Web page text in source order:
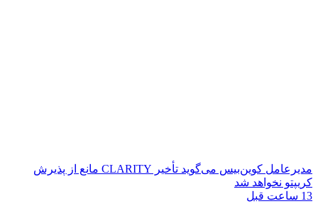
مدیرعامل کوین‌بیس می‌گوید تأخیر CLARITY مانع از پذیرش
کریپتو نخواهد شد
13 ساعت قبل